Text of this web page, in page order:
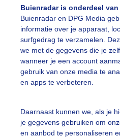
Buienradar is onderdeel van
Buienradar en DPG Media
informatie over je apparaat,
surfgedrag te verzamelen.
we met de gegevens die je
wanneer je een account
gebruik van onze media te
en apps te verbeteren.
Daarnaast kunnen we, als je
je gegevens gebruiken om
en aanbod te personaliseren
John Dalhuijsen Gemaakt: 15-